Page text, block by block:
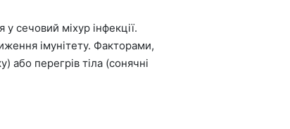
сечовий міхур інфекції.
імунітету. Факторами,
перегрів тіла (сонячні